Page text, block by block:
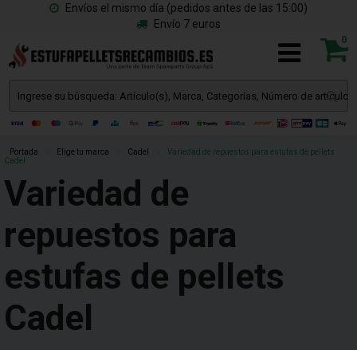
Envíos el mismo día (pedidos antes de las 15:00)
Envío 7 euros
0
Portada Elige tu marca Cadel
Variedad de repuestos para estufas de pellets
Cadel
Variedad de
repuestos para
estufas de pellets
Cadel